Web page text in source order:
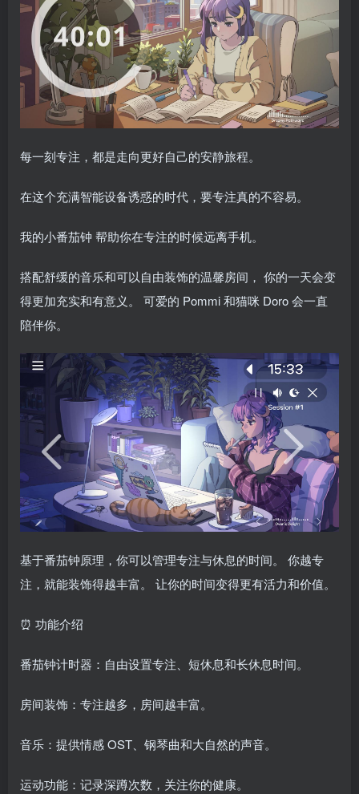
每一刻专注，都是走向更好自己的安静旅程。
在这个充满智能设备诱惑的时代，要专注真的不容易。
我的小番茄钟 帮助你在专注的时候远离手机。
搭配舒缓的音乐和可以自由装饰的温馨房间， 你的一天会变
得更加充实和有意义。 可爱的 Pommi 和猫咪 Doro 会一直
陪伴你。
基于番茄钟原理，你可以管理专注与休息的时间。 你越专
注，就能装饰得越丰富。 让你的时间变得更有活力和价值。
⏰ 功能介绍
番茄钟计时器：自由设置专注、短休息和长休息时间。
房间装饰：专注越多，房间越丰富。
音乐：提供情感 OST、钢琴曲和大自然的声音。
运动功能：记录深蹲次数，关注你的健康。